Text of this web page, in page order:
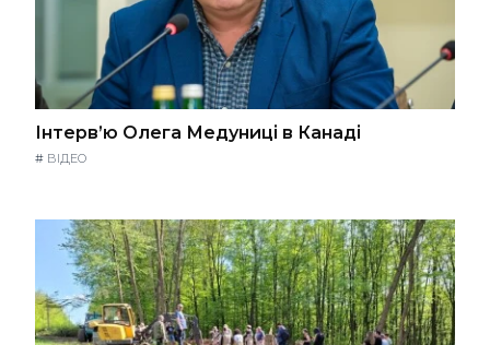
Інтерв’ю Олега Медуниці в Канаді
# ВІДЕО